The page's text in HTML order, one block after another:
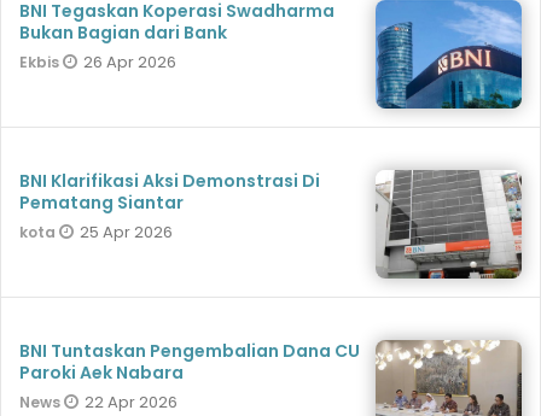
BNI Tegaskan Koperasi Swadharma
Bukan Bagian dari Bank
Ekbis 26 Apr 2026
BNI Klarifikasi Aksi Demonstrasi Di
Pematang Siantar
kota 25 Apr 2026
BNI Tuntaskan Pengembalian Dana CU
Paroki Aek Nabara
News 22 Apr 2026